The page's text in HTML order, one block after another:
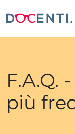
F.A.Q.
più